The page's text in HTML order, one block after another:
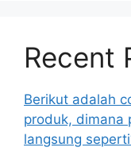
Recent
Berikut adalah
produk, dimana
langsung